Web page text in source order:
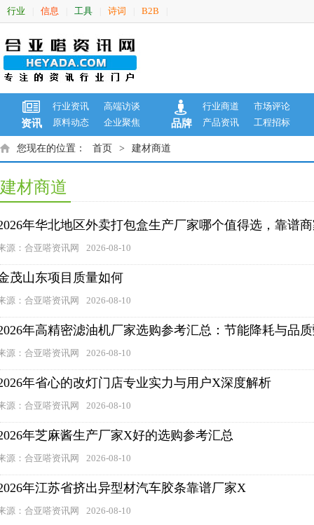
行业 信息 工具 诗词 B2B
资讯
行业资讯
高端访谈
原料动态
企业聚焦 品牌
行业商道
市场评论
产品资讯
工程招标
您现在的位置： 首页 > 建材商道
建材商道
年华北地区外卖打包盒生产厂家哪个值得选，靠谱
源：合亚嗒资讯网 2026-08-10
茂山东项目质量如何
源：合亚嗒资讯网 2026-08-10
年高精密滤油机厂家选购参考汇总：节能降耗与品
源：合亚嗒资讯网 2026-08-10
年省心的改灯门店专业实力与用户X深度解析
源：合亚嗒资讯网 2026-08-10
年芝麻酱生产厂家X好的选购参考汇总
源：合亚嗒资讯网 2026-08-10
年江苏省挤出异型材汽车胶条靠谱厂家X
源：合亚嗒资讯网 2026-08-10